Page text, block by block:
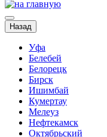
Назад
Уфа
Белебей
Белорецк
Бирск
Ишимбай
Кумертау
Мелеуз
Нефтекамск
Октябрьский